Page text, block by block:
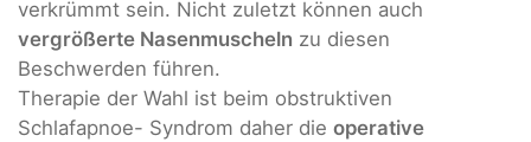
verkrümmt sein. Nicht zuletzt können auch
vergrößerte Nasenmuscheln zu diesen
Beschwerden führen.
Therapie der Wahl ist beim obstruktiven
Schlafapnoe- Syndrom daher die operative